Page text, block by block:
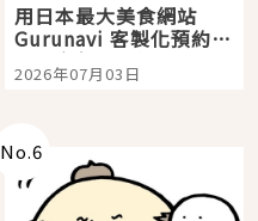
用日本最大美食網站
Gurunavi 客製化預約九
大都市餐廳，打造專屬
美食體驗！
2026年07月03日
No.6